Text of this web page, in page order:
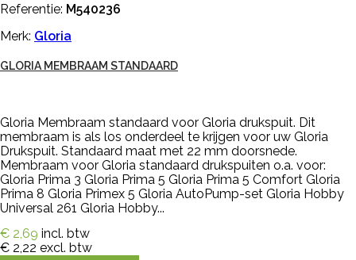
Referentie: M540236
Merk: Gloria
GLORIA MEMBRAAM STANDAARD
Gloria Membraam standaard voor Gloria drukspuit. Dit
membraam is als los onderdeel te krijgen voor uw Gloria
Drukspuit. Standaard maat met 22 mm doorsnede.
Membraam voor Gloria standaard drukspuiten o.a. voor:
Gloria Prima 3 Gloria Prima 5 Gloria Prima 5 Comfort Gloria
Prima 8 Gloria Primex 5 Gloria AutoPump-set Gloria Hobby
Universal 261 Gloria Hobby...
€ 2,69 incl. btw
€ 2,22 excl. btw